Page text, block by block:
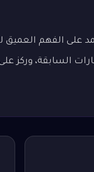
على الفهم
السابقة،